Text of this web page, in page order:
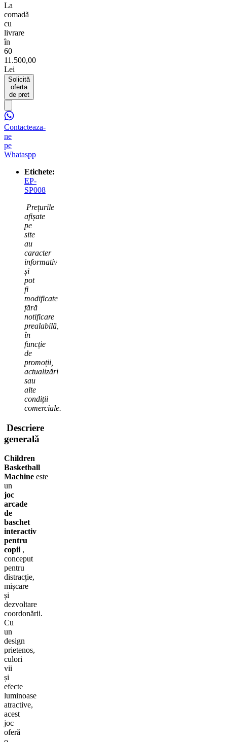
La
comadã
cu
livrare
în
60
11.500,00
Lei
Solicită
oferta
de pret
Contacteaza-
ne
pe
Whataspp
Etichete:
EP-
SP008
Prețurile
afișate
pe
site
au
caracter
informativ
și
pot
fi
modificate
fără
notificare
prealabilă,
în
funcție
de
promoții,
actualizări
sau
alte
condiții
comerciale.
Descriere
generală
Children
Basketball
Machine este
un
joc
arcade
de
baschet
interactiv
pentru
copii ,
conceput
pentru
distracție,
mișcare
și
dezvoltare
coordonării.
Cu
un
design
prietenos,
culori
vii
și
efecte
luminoase
atractive,
acest
joc
oferă